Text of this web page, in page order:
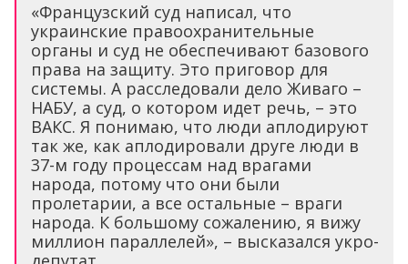
«Французский суд написал, что
украинские правоохранительные
органы и суд не обеспечивают базового
права на защиту. Это приговор для
системы. А расследовали дело Живаго –
НАБУ, а суд, о котором идет речь, – это
ВАКС. Я понимаю, что люди аплодируют
так же, как аплодировали друге люди в
37-м году процессам над врагами
народа, потому что они были
пролетарии, а все остальные – враги
народа. К большому сожалению, я вижу
миллион параллелей», – высказался укро-